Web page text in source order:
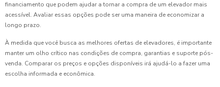
financiamento que podem ajudar a tornar a compra de um elevador mais
acessível. Avaliar essas opções pode ser uma maneira de economizar a
longo prazo.
À medida que você busca as melhores ofertas de elevadores, é importante
manter um olho crítico nas condições de compra, garantias e suporte pós-
venda. Comparar os preços e opções disponíveis irá ajudá-lo a fazer uma
escolha informada e econômica.